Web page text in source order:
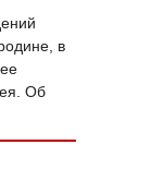
в
Об